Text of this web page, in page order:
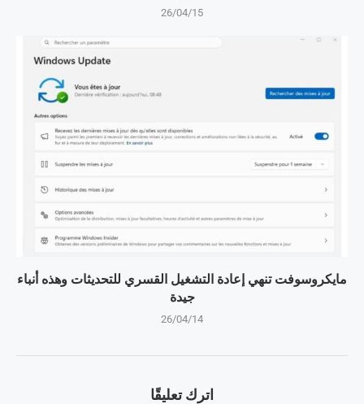
26/04/15
مايكروسوفت تنهي إعادة التشغيل القسري للتحديثات وهذه أنباء
جيدة
26/04/14
اترك تعليقًا